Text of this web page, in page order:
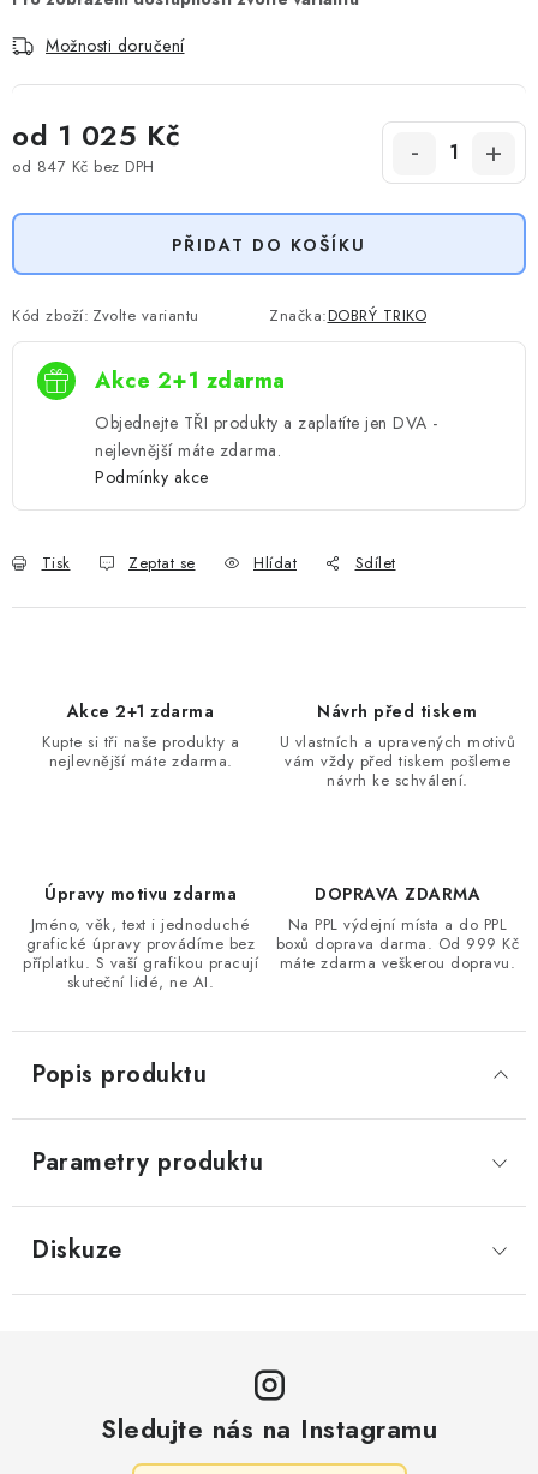
Možnosti doručení
od 1 025 Kč
od 847 Kč bez DPH
PŘIDAT DO KOŠÍKU
Kód zboží: Zvolte variantu Značka:DOBRÝ TRIKO
Akce 2+1 zdarma
Objednejte TŘI produkty a zaplatíte jen DVA -
nejlevnější máte zdarma.
Podmínky akce
Tisk Zeptat se Hlídat Sdílet
Akce 2+1 zdarma
Kupte si tři naše produkty a
nejlevnější máte zdarma.
Návrh před tiskem
U vlastních a upravených motivů
vám vždy před tiskem pošleme
návrh ke schválení.
Úpravy motivu zdarma
Jméno, věk, text i jednoduché
grafické úpravy provádíme bez
příplatku. S vaší grafikou pracují
skuteční lidé, ne AI.
DOPRAVA ZDARMA
Na PPL výdejní místa a do PPL
boxů doprava darma. Od 999 Kč
máte zdarma veškerou dopravu.
Popis produktu
Parametry produktu
Diskuze
Sledujte nás na Instagramu